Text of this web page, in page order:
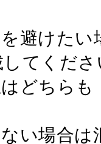
避けた
てくださ
どちら
い場合